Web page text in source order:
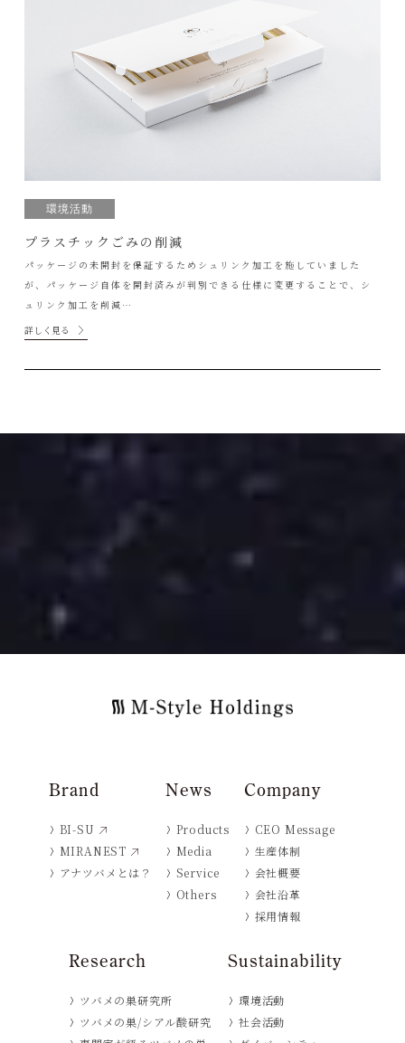
環境活動
プラスチックごみの削減
パッケージの未開封を保証するためシュリンク加工を施していました
が、パッケージ自体を開封済みが判別できる仕様に変更することで、シ
ュリンク加工を削減…
詳しく見る
Brand
BI-SU
MIRANEST
アナツバメとは？
News
Products
Media
Service
Others
Company
CEO Message
生産体制
会社概要
会社沿革
採用情報
Research
ツバメの巣研究所
ツバメの巣/シアル酸研究
Sustainability
環境活動
社会活動